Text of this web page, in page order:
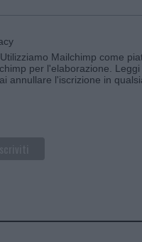
Utilizziamo Mailchimp come
per l'elaborazione.
annullare l'iscrizione in